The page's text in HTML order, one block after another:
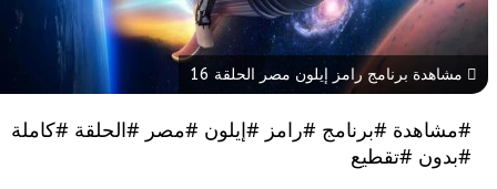
برنامج رامز إيلون مصر الحلقة 16
#برنامج #رامز #إيلون #مصر #الحلقة #كاملة
#تقطيع